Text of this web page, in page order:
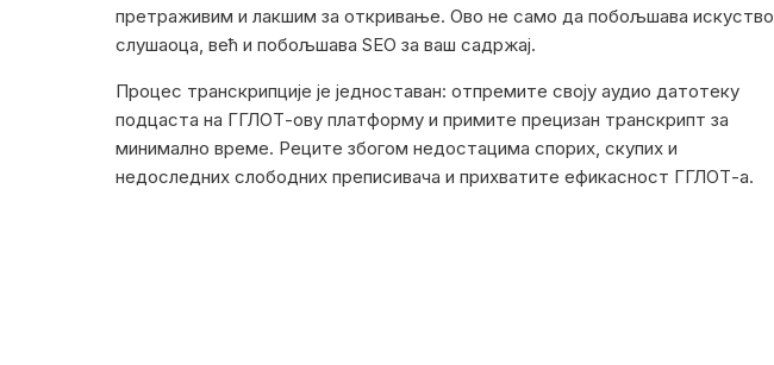
претраживим и лакшим за откривање. Ово не само да побољшава искуство
слушаоца, већ и побољшава SEO за ваш садржај.
Процес транскрипције је једноставан: отпремите своју аудио датотеку
подцаста на ГГЛОТ-ову платформу и примите прецизан транскрипт за
минимално време. Реците збогом недостацима спорих, скупих и
недоследних слободних преписивача и прихватите ефикасност ГГЛОТ-а.